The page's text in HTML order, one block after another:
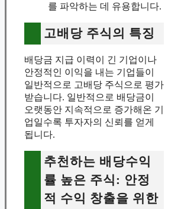
를 파악하는 데 유용합니다.
고배당 주식의 특징
배당금 지급 이력이 긴 기업이나
안정적인 이익을 내는 기업들이
일반적으로 고배당 주식으로 평가
받습니다. 일반적으로 배당금이
오랫동안 지속적으로 증가해온 기
업일수록 투자자의 신뢰를 얻게
됩니다.
추천하는 배당수익
률 높은 주식: 안정
적 수익 창출을 위한